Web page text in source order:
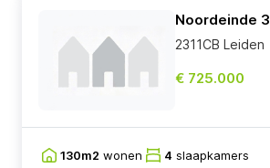
Noordeinde
2311CB Leiden
€ 725.000
130m2 wonen 4 slaapkamers